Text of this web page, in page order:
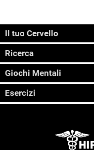
Il tuo Cervello
Ricerca
Giochi Mentali
Esercizi